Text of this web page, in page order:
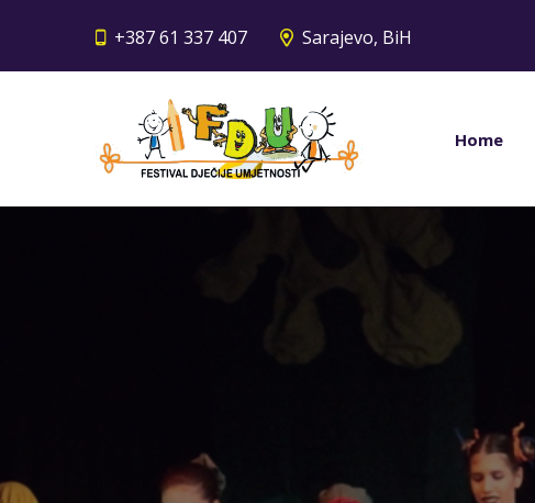
+387 61 337 407 Sarajevo, BiH
Home